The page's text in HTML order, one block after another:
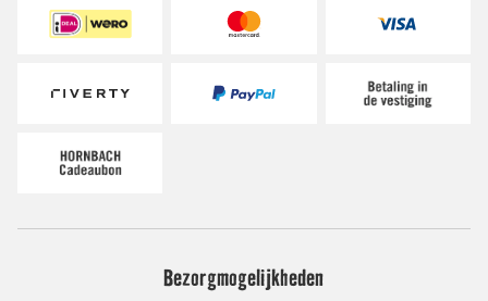
Bezorgmogelijkheden